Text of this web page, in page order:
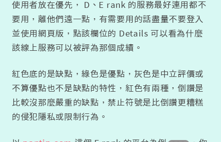
使用者放在優先， D、E rank 的服務最好連用都不
要用，離他們遠一點，有需要用的話盡量不要登入
並使用網頁版，點該欄位的 Details 可以看為什麼
該線上服務可以被評為那個成績。
紅色底的是缺點，綠色是優點，灰色是中立評價或
不算優點也不是缺點的特性，紅色有兩種，倒讚是
比較沒那麼嚴重的缺點，禁止符號是比倒讚更糟糕
的侵犯隱私或限制行為。